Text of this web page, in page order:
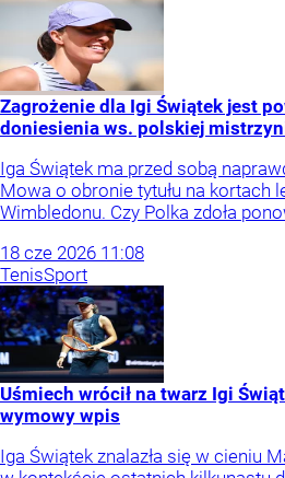
Zagrożenie dla Igi Świątek jest
doniesienia ws. polskiej
Iga Świątek ma przed sobą
Mowa o obronie tytułu na kortach
Wimbledonu. Czy Polka zdoła
18 cze 2026 11:08
TenisSport
Uśmiech wrócił na twarz Igi
wymowy wpis
Iga Świątek znalazła się w cieniu